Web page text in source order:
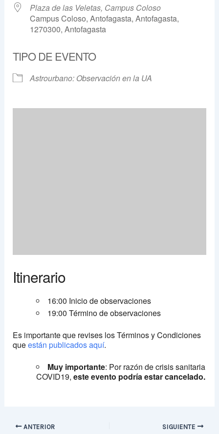
Plaza de las Veletas, Campus Coloso
Campus Coloso, Antofagasta, Antofagasta,
1270300, Antofagasta
TIPO DE EVENTO
Astrourbano: Observación en la UA
Itinerario
16:00 Inicio de observaciones
19:00 Término de observaciones
Es importante que revises los Términos y Condiciones
queestán publicados aquí.
Muy importante: Por razón de crisis sanitaria
COVID19,este evento podría estar cancelado.
ANTERIOR SIGUIENTE